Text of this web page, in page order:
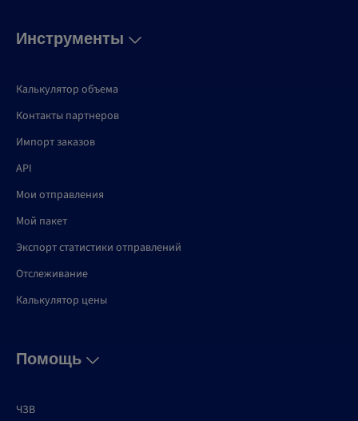
Инструменты
Калькулятор объема
Контакты партнеров
Импорт заказов
API
Мои отправления
Мой пакет
Экспорт статистики отправлений
Отслеживание
Калькулятор цены
Помощь
ЧЗВ